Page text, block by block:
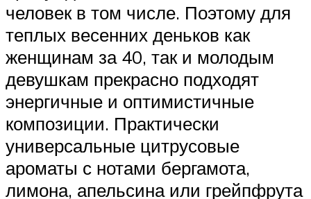
человек в том числе. Поэтому для
теплых весенних деньков как
женщинам за 40, так и молодым
девушкам прекрасно подходят
энергичные и оптимистичные
композиции. Практически
универсальные цитрусовые
ароматы с нотами бергамота,
лимона, апельсина или грейпфрута